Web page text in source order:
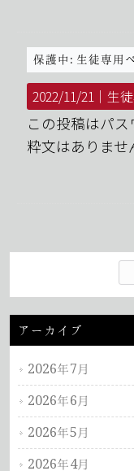
保護中: 生徒専用
2022/11/21｜ 生
この投稿はパ
粋文はありませ
アーカイブ
2026年7月
2026年6月
2026年5月
2026年4月